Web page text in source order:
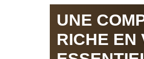
UNE
RICHE EN